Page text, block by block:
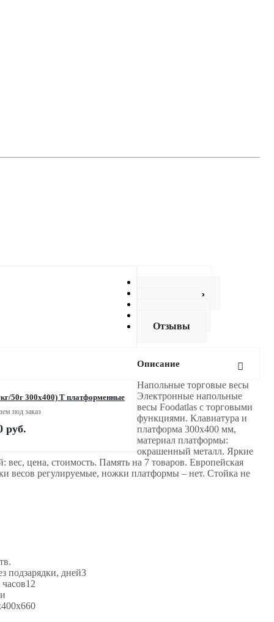
Весы Romitech ST-TCS-100 ( 100кг/50г 300х400) Т платформенные
под заказ
руб.
Как купить
Отзывы
Описание
Напольные торговые весы
Электронные напольные
весы Foodatlas с торговыми
функциями. Клавиатура и
платформа 300х400 мм,
материал платформы:
окрашенный металл. Яркие
цена, стоимость. Память на 7 товаров. Европейская
весов регулируемые, ножки платформы – нет. Стойка не
подзарядки, дней3